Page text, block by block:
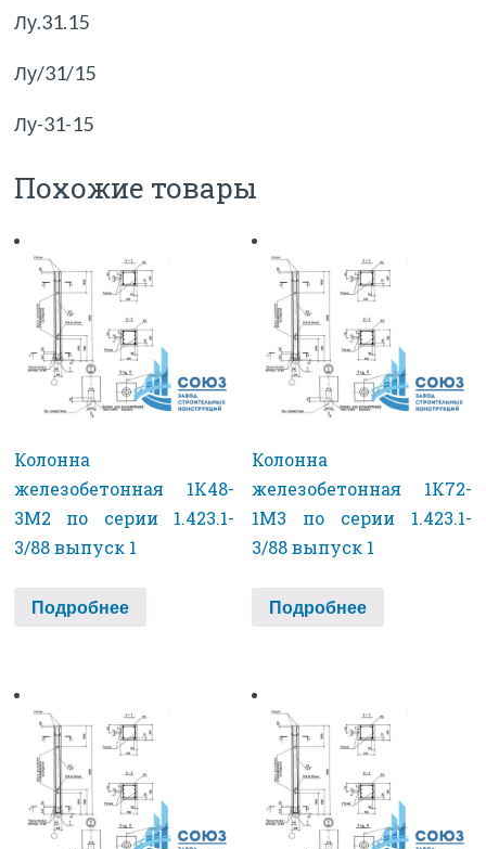
Лу.31.15
Лу/31/15
Лу-31-15
Похожие товары
Колонна
железобетонная 1К48-
3М2 по серии 1.423.1-
3/88 выпуск 1
Подробнее
Колонна
железобетонная 1К72-
1М3 по серии 1.423.1-
3/88 выпуск 1
Подробнее